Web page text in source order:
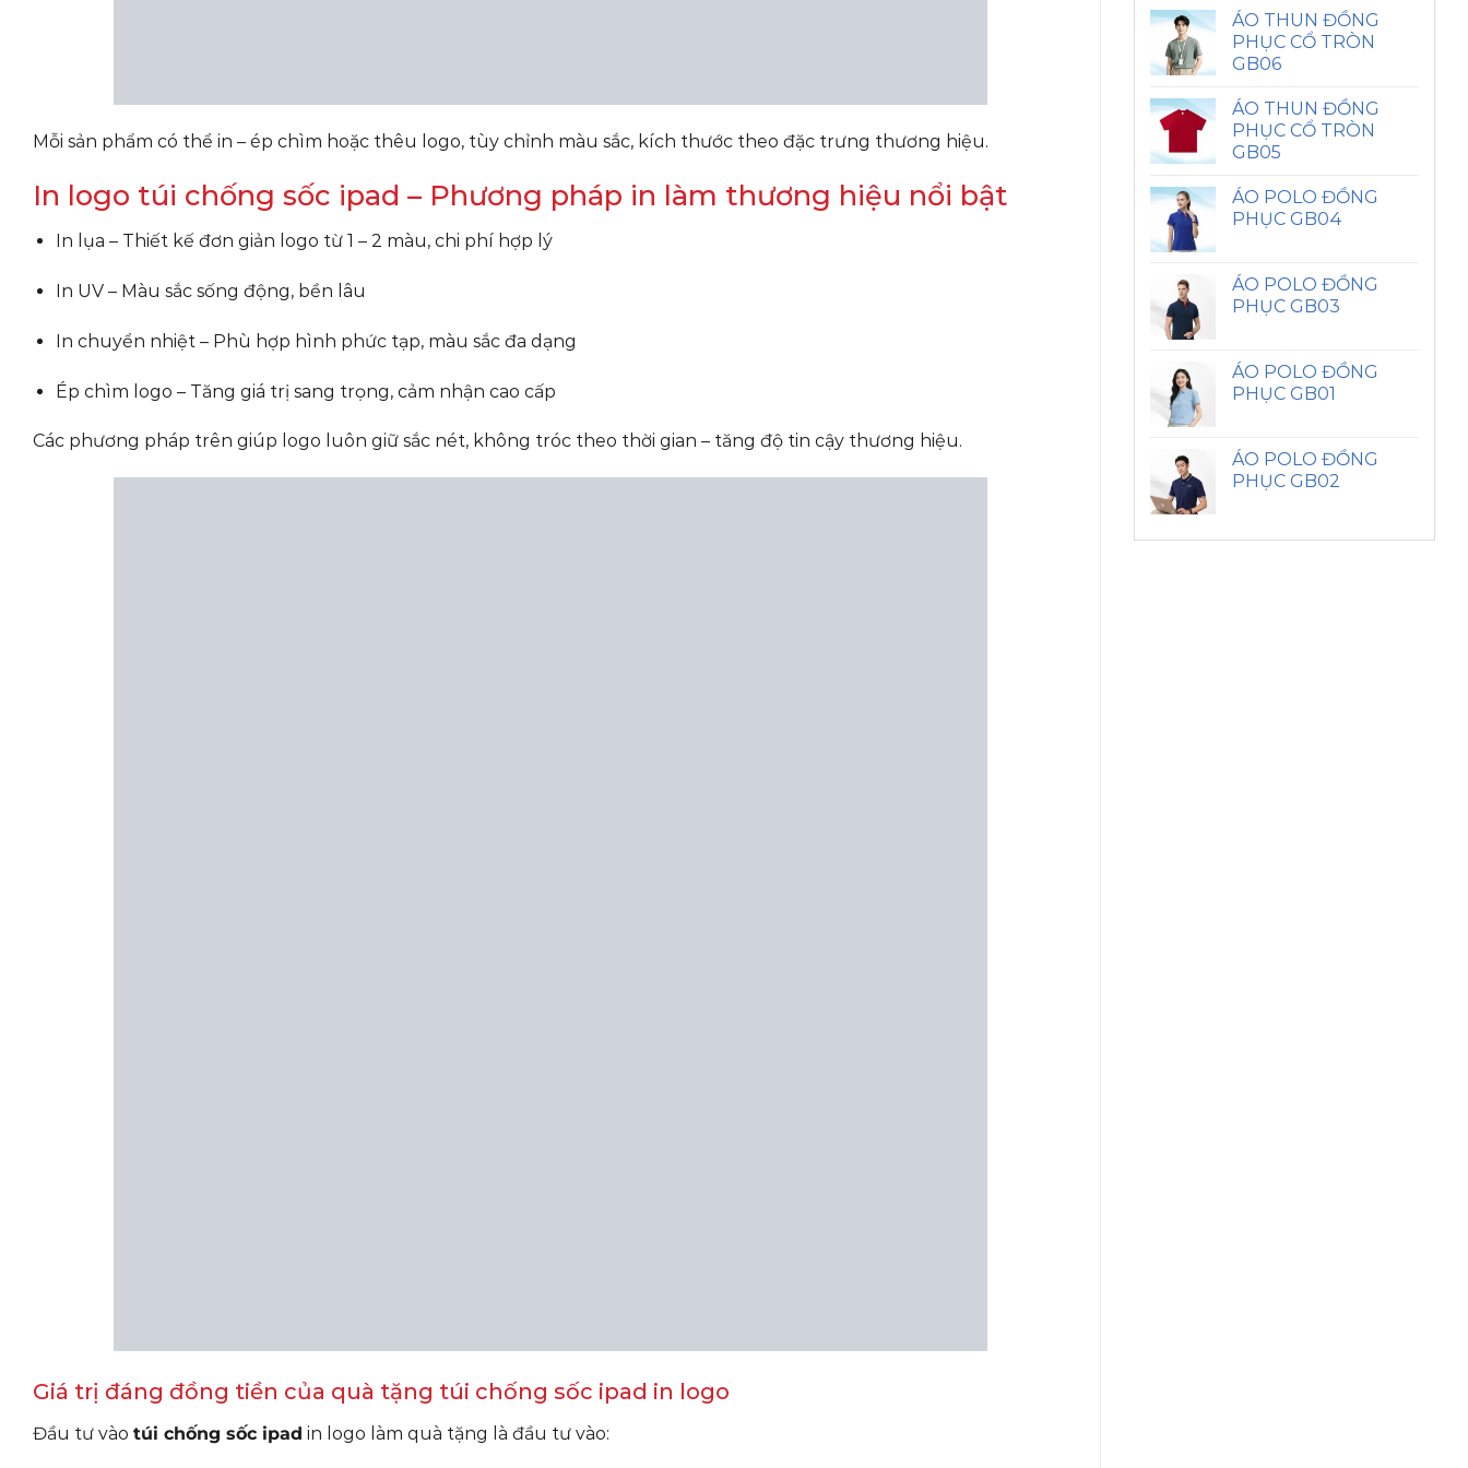
ÁO THUN ĐỒNG
PHỤC CỔ TRÒN
GB06
ÁO THUN ĐỒNG
PHỤC CỔ TRÒN
GB05
ÁO POLO ĐỒNG
PHỤC GB04
ÁO POLO ĐỒNG
PHỤC GB03
ÁO POLO ĐỒNG
PHỤC GB01
ÁO POLO ĐỒNG
PHỤC GB02
Mỗi sản phẩm có thể in – ép chìm hoặc thêu logo, tùy chỉnh màu sắc, kích thước theo đặc trưng thương hiệu.
In logo túi chống sốc ipad – Phương pháp in làm thương hiệu nổi bật
In lụa – Thiết kế đơn giản logo từ 1 – 2 màu, chi phí hợp lý
In UV – Màu sắc sống động, bền lâu
In chuyển nhiệt – Phù hợp hình phức tạp, màu sắc đa dạng
Ép chìm logo – Tăng giá trị sang trọng, cảm nhận cao cấp
Các phương pháp trên giúp logo luôn giữ sắc nét, không tróc theo thời gian – tăng độ tin cậy thương hiệu.
Giá trị đáng đồng tiền của quà tặng túi chống sốc ipad in logo
Đầu tư vào túi chống sốc ipad in logo làm quà tặng là đầu tư vào: